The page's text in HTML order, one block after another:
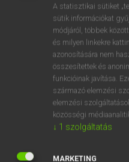
soul-stirring mn lelkesítő
⚲ soul-stirringkeresése
DÍJMENTES ANGOL
A statisztikai sütiket
sütik információkat
módjáról, többek
és milyen linkekre
azonosítására nem
összesítettek és
funkcióinak javítása.
származó elemzési
elemzési
közösségi
↓ 1 szolgáltatás
MARKETING
n m ,